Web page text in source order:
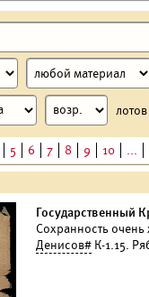
лотов
5 6 7 8 9 10 ...
Государственный
Сохранность
Денисов# К-1.15.